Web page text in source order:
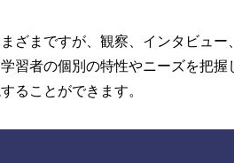
ざまですが、観察、インタビュ
習者の個別の特性やニーズを把
ることができます。